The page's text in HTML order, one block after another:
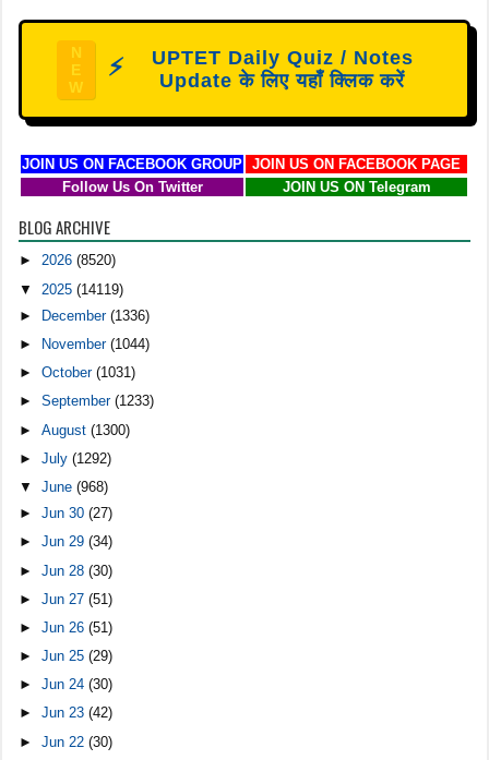
N
E
W
⚡
UPTET Daily Quiz / Notes
Update के लिए यहाँ क्लिक करें
JOIN US ON FACEBOOK GROUP
JOIN US ON FACEBOOK PAGE
Follow Us On Twitter
JOIN US ON Telegram
BLOG ARCHIVE
►2026(8520)
▼ 2025(14119)
►
December(1336)
►
November(1044)
►October(1031)
►September(1233)
►August(1300)
►July(1292)
▼June(968)
►Jun 30(27)
►Jun 29(34)
►Jun 28(30)
►Jun 27(51)
►Jun 26(51)
►Jun 25(29)
►Jun 24(30)
►Jun 23(42)
►Jun 22(30)